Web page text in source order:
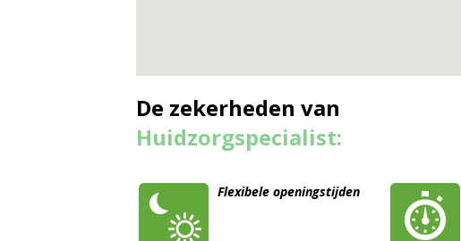
De zekerheden van
Huidzorgspecialist:
Flexibele openingstijden